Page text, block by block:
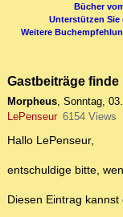
Bücher
Unterstützen Sie
Weitere
Gastbeiträge finde
Morpheus, Sonntag,
LePenseur 6154 Views
Hallo LePenseur,
entschuldige bitte,
Diesen Eintrag